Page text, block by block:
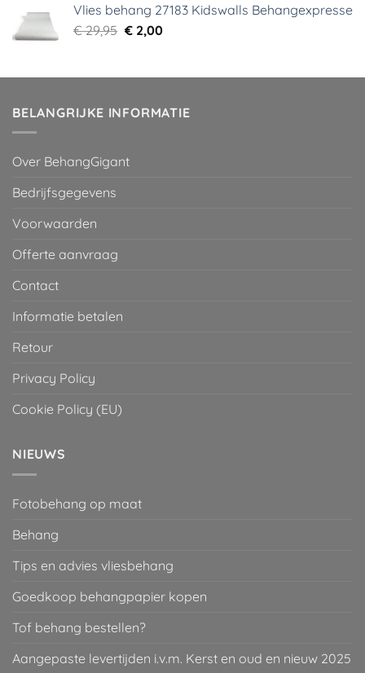
€ 29,95.€ 5,99.
Vlies behang 27183 Kidswalls Behangexpresse
€29,95 Oorspronkelijke
€ 29,95.
€2,00Huidige
€ 2,00.
BELANGRIJKE INFORMATIE
Over BehangGigant
Bedrijfsgegevens
Voorwaarden
Offerte aanvraag
Contact
Informatie betalen
Retour
Privacy Policy
Cookie Policy (EU)
NIEUWS
Fotobehang op maat
Behang
Tips en advies vliesbehang
Goedkoop behangpapier kopen
Tof behang bestellen?
Aangepaste levertijden i.v.m. Kerst en oud en nieuw 2025